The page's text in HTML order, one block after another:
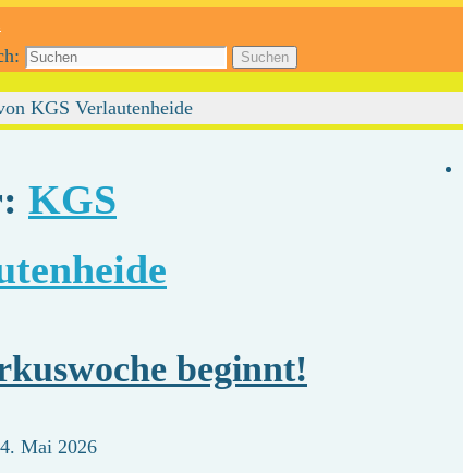
Suchen
KGS Verlautenheide
KGS
beginnt!
4. Mai 2026